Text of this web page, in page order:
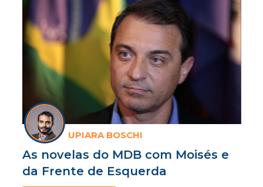
UPIARA BOSCHI
As novelas do MDB com Moisés e
da Frente de Esquerda